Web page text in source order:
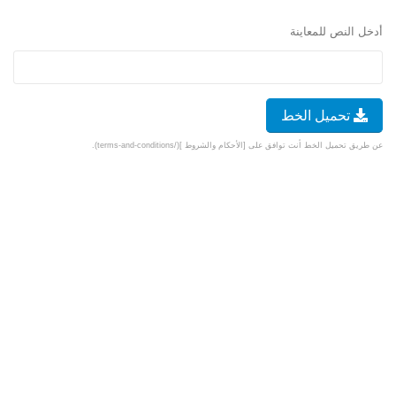
أدخل النص للمعاينة
تحميل الخط
عن طريق تحميل الخط أنت توافق على [الأحكام والشروط ](/terms-and-conditions).